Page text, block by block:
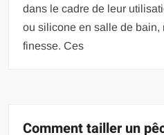
dans le cadre de leur
ou silicone en salle de bain,
finesse. Ces
Comment tailler un